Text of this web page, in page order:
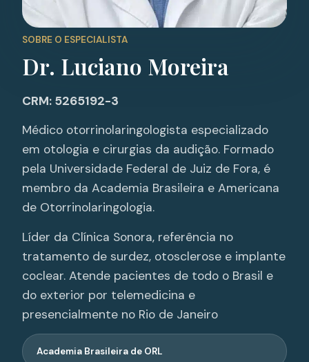
SOBRE O ESPECIALISTA
Dr. Luciano Moreira
CRM: 5265192-3
Médico otorrinolaringologista especializado
em otologia e cirurgias da audição. Formado
pela Universidade Federal de Juiz de Fora, é
membro da Academia Brasileira e Americana
de Otorrinolaringologia.
Líder da Clínica Sonora, referência no
tratamento de surdez, otosclerose e implante
coclear. Atende pacientes de todo o Brasil e
do exterior por telemedicina e
presencialmente no Rio de Janeiro
Academia Brasileira de ORL